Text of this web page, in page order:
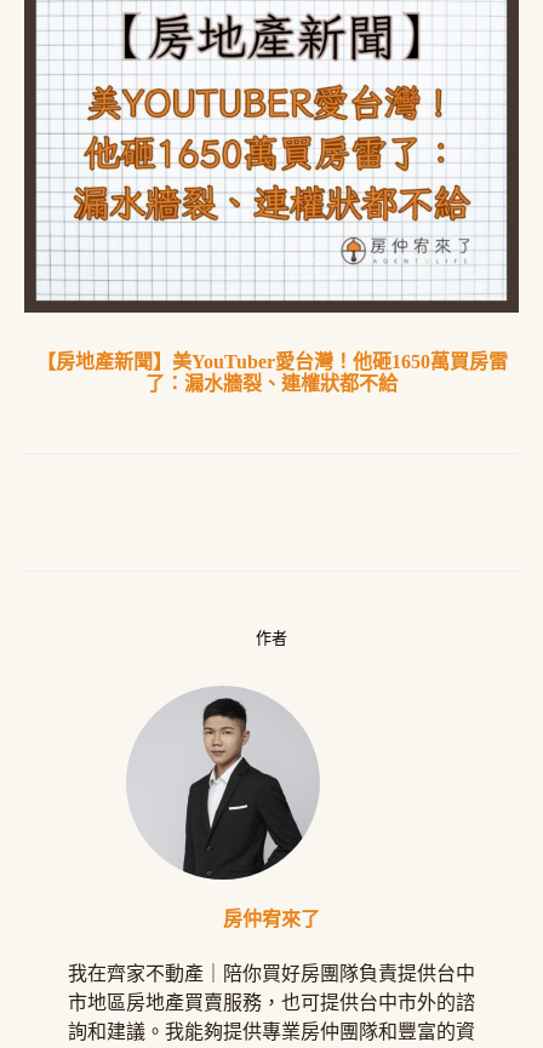
【房地產新聞】美YouTuber愛台灣！他砸1650萬買房雷
了：漏水牆裂、連權狀都不給
作者
房仲宥來了
我在齊家不動產｜陪你買好房團隊負責提供台中
市地區房地產買賣服務，也可提供台中市外的諮
詢和建議。我能夠提供專業房仲團隊和豐富的資